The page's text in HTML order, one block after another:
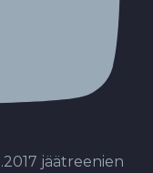
jäätreenien